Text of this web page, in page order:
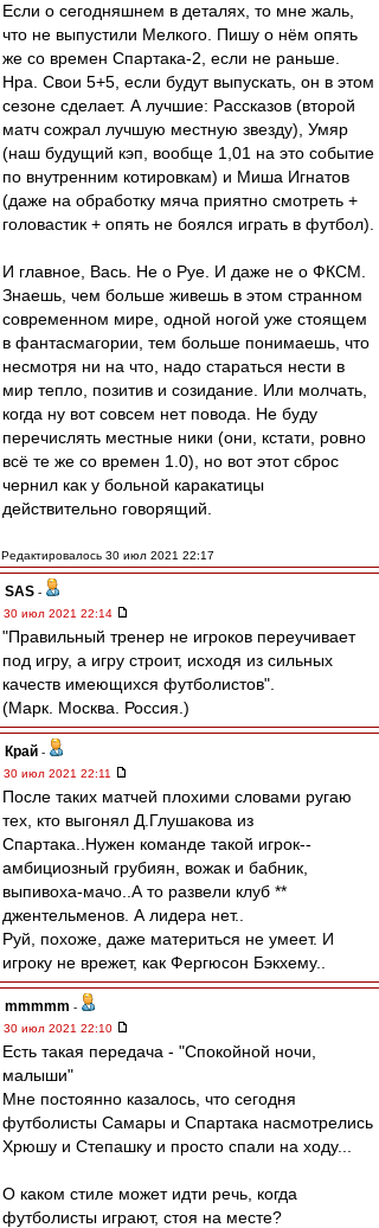
Если о сегодняшнем в деталях, то мне жаль,
что не выпустили Мелкого. Пишу о нём опять
же со времен Спартака-2, если не раньше.
Нра. Свои 5+5, если будут выпускать, он в этом
сезоне сделает. А лучшие: Рассказов (второй
матч сожрал лучшую местную звезду), Умяр
(наш будущий кэп, вообще 1,01 на это событие
по внутренним котировкам) и Миша Игнатов
(даже на обработку мяча приятно смотреть +
головастик + опять не боялся играть в футбол).
И главное, Вась. Не о Руе. И даже не о ФКСМ.
Знаешь, чем больше живешь в этом странном
современном мире, одной ногой уже стоящем
в фантасмагории, тем больше понимаешь, что
несмотря ни на что, надо стараться нести в
мир тепло, позитив и созидание. Или молчать,
когда ну вот совсем нет повода. Не буду
перечислять местные ники (они, кстати, ровно
всё те же со времен 1.0), но вот этот сброс
чернил как у больной каракатицы
действительно говорящий.
Редактировалось 30 июл 2021 22:17
SAS -
30 июл 2021 22:14
"Правильный тренер не игроков переучивает
под игру, а игру строит, исходя из сильных
качеств имеющихся футболистов".
(Марк. Москва. Россия.)
Край -
30 июл 2021 22:11
После таких матчей плохими словами ругаю
тех, кто выгонял Д.Глушакова из
Спартака..Нужен команде такой игрок--
амбициозный грубиян, вожак и бабник,
выпивоха-мачо..А то развели клуб **
джентельменов. А лидера нет..
Руй, похоже, даже материться не умеет. И
игроку не врежет, как Фергюсон Бэкхему..
mmmmm -
30 июл 2021 22:10
Есть такая передача - "Спокойной ночи,
малыши"
Мне постоянно казалось, что сегодня
футболисты Самары и Спартака насмотрелись
Хрюшу и Степашку и просто спали на ходу...
О каком стиле может идти речь, когда
футболисты играют, стоя на месте?